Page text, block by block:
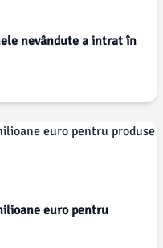
nevândute a intrat în
euro pentru